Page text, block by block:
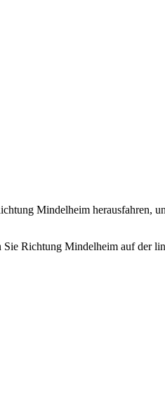
Mindelheim herausfahren,
Richtung Mindelheim auf der